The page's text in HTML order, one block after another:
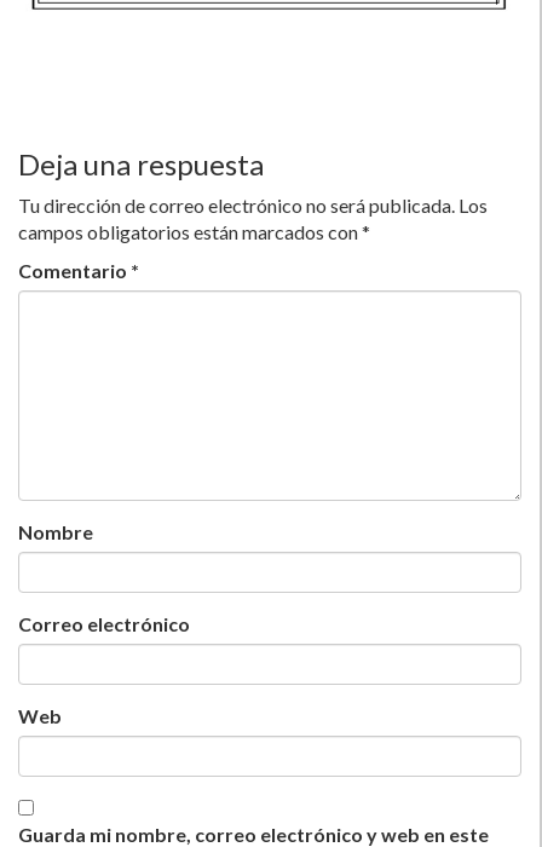
Deja una respuesta
Tu dirección de correo electrónico no será publicada. Los
campos obligatorios están marcados con*
Comentario *
Nombre
Correo electrónico
Web
Guarda mi nombre, correo electrónico y web en este